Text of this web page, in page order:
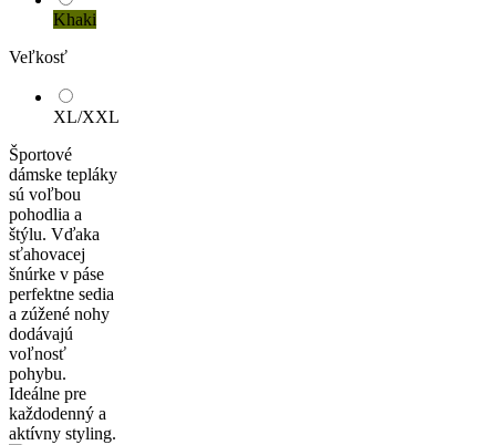
Khaki
Veľkosť
XL/XXL
Športové
dámske tepláky
sú voľbou
pohodlia a
štýlu. Vďaka
sťahovacej
šnúrke v páse
perfektne sedia
a zúžené nohy
dodávajú
voľnosť
pohybu.
Ideálne pre
každodenný a
aktívny styling.